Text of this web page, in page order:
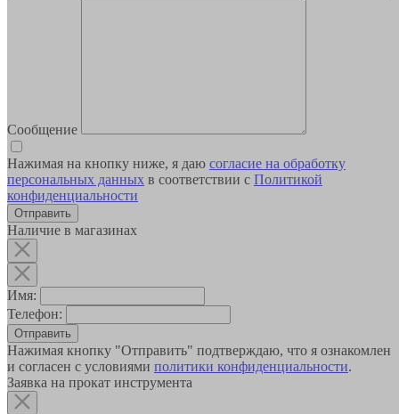
Сообщение
Нажимая на кнопку ниже, я даю согласие на обработку
персональных данных в соответствии с Политикой
конфиденциальности
Наличие в магазинах
Имя:
Телефон:
Отправить
Нажимая кнопку "Отправить" подтверждаю, что я ознакомлен
и согласен с условиями политики конфиденциальности.
Заявка на прокат инструмента